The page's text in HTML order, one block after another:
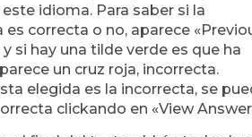
idioma. Para saber si la
correcta o no, aparece
si hay una tilde verde es que ha
un cruz roja, incorrecta.
elegida es la incorrecta, se
clickando en «View